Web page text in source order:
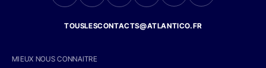
TOUSLESCONTACTS@ATLANTICO.FR
MIEUX NOUS CONNAITRE